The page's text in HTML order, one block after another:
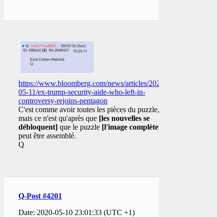
https://www.bloomberg.com/news/articles/2020-
05-11/ex-trump-security-aide-who-left-in-
controversy-rejoins-pentagon
C'est comme avoir toutes les pièces du puzzle,
mais ce n'est qu'après que [les nouvelles se
débloquent] que le puzzle [l'image complète]
peut être assemblé.
Q
Q-Post #4201
Date: 2020-05-10 23:01:33 (UTC +1)